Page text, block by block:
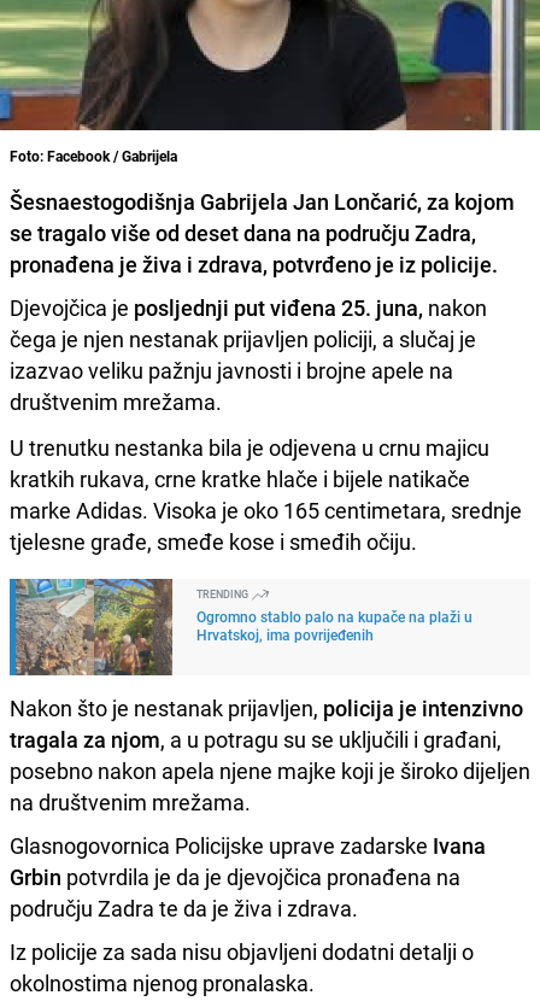
Foto: Facebook / Gabrijela
Šesnaestogodišnja Gabrijela Jan Lončarić, za kojom
se tragalo više od deset dana na području Zadra,
pronađena je živa i zdrava, potvrđeno je iz policije.
Djevojčica je posljednji put viđena 25. juna, nakon
čega je njen nestanak prijavljen policiji, a slučaj je
izazvao veliku pažnju javnosti i brojne apele na
društvenim mrežama.
U trenutku nestanka bila je odjevena u crnu majicu
kratkih rukava, crne kratke hlače i bijele natikače
marke Adidas. Visoka je oko 165 centimetara, srednje
tjelesne građe, smeđe kose i smeđih očiju.
TRENDING
Ogromno stablo palo na kupače na plaži u
Hrvatskoj, ima povrijeđenih
Nakon što je nestanak prijavljen, policija je intenzivno
tragala za njom, a u potragu su se uključili i građani,
posebno nakon apela njene majke koji je široko dijeljen
na društvenim mrežama.
Glasnogovornica Policijske uprave zadarske Ivana
Grbin potvrdila je da je djevojčica pronađena na
području Zadra te da je živa i zdrava.
Iz policije za sada nisu objavljeni dodatni detalji o
okolnostima njenog pronalaska.